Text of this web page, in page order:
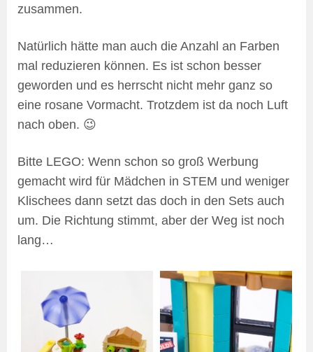
zusammen.
Natürlich hätte man auch die Anzahl an Farben
mal reduzieren können. Es ist schon besser
geworden und es herrscht nicht mehr ganz so
eine rosane Vormacht. Trotzdem ist da noch Luft
nach oben. 😉
Bitte LEGO: Wenn schon so groß Werbung
gemacht wird für Mädchen in STEM und weniger
Klischees dann setzt das doch in den Sets auch
um. Die Richtung stimmt, aber der Weg ist noch
lang…